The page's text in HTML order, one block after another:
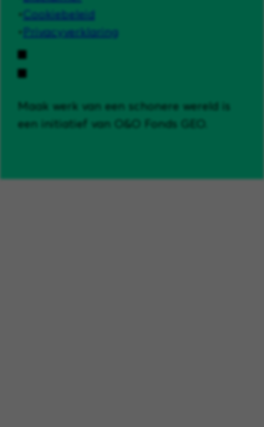
Cookiebeleid
Privacyverklaring
Maak werk van een schonere wereld is
een initiatief van O&O Fonds GEO.